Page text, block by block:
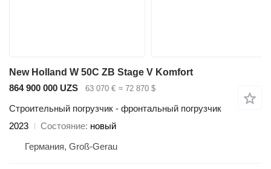
New Holland W 50C ZB Stage V Komfort
864 900 000 UZS
63 070 € ≈ 72 870 $
Строительный погрузчик - фронтальный погрузчик
2023
Состояние новый
Германия, Groß-Gerau